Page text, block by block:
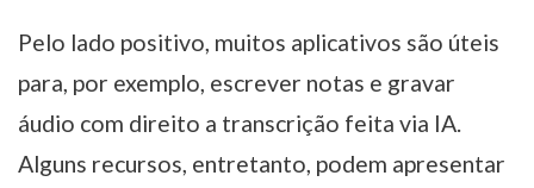
Pelo lado positivo, muitos aplicativos são úteis
para, por exemplo, escrever notas e gravar
áudio com direito a transcrição feita via IA.
Alguns recursos, entretanto, podem apresentar